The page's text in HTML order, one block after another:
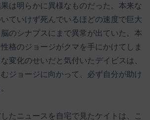
は明らかに異様なものだった。本来な
ていけず死んでいるほどの速度で巨大
のシナプスにまで異常が出ていた。本
格のジョージがクマを手にかけてしま
変化のせいだと気付いたデイビスは、
ジョージに向かって、必ず自分が助け
たニュースを自宅で見たケイトは、こ